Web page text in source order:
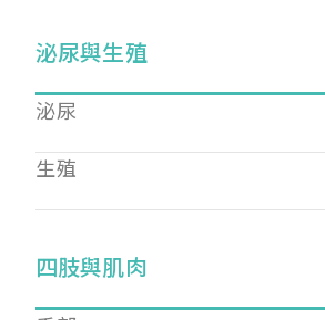
泌尿與生殖
泌尿
生殖
四肢與肌肉
您已成功送出會
您好，您的會員申請，已成功送出